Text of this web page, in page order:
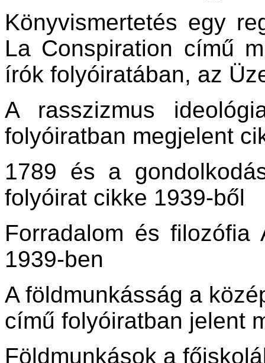
Könyvismertetés egy
La Conspiration című
írók folyóiratában, az
A rasszizmus
folyóiratban megjelent
1789 és a
folyóirat cikke 1939-ből
Forradalom és filozófia
1939-ben
A földmunkásság a
című folyóiratban jelent
Földmunkások a